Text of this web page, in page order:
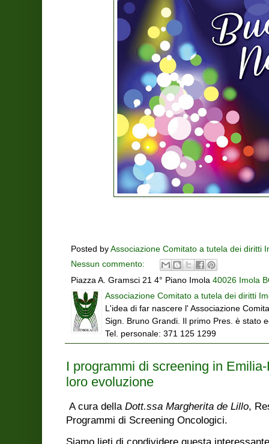
Posted by Associazione Comitato a tutela dei diritti
Nessun commento:
Piazza A. Gramsci 21 4° Piano Imola 40026 Imola
Associazione Comitato a tutela dei diritti
L'idea di far nascere l' Associazione
Sign. Bruno Grandi. Il primo Pres. è stato
Tel. personale: 371 125 1299
I programmi di screening in
loro evoluzione
A cura della Dott.ssa Margherita de Lillo,
Programmi di Screening Oncologici.